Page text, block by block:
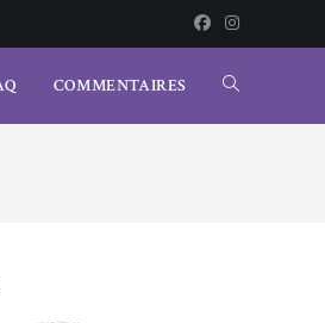
COMMENTAIRES TOGGLE